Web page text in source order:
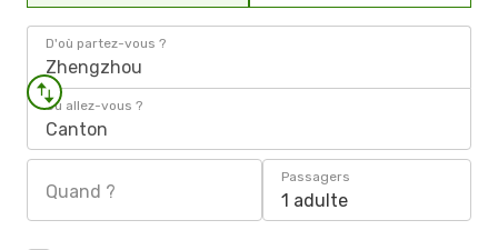
D'où partez-vous ?
Zhengzhou
Où allez-vous ?
Canton
Quand ?
Passagers
1 adulte